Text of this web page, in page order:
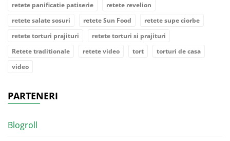
retete panificatie patiserie
retete revelion
retete salate sosuri
retete Sun Food
retete supe ciorbe
retete torturi prajituri
retete torturi si prajituri
Retete traditionale
retete video tort
torturi de casa
video
PARTENERI
Blogroll